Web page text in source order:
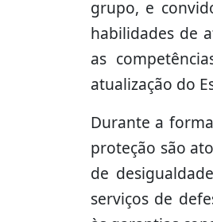
grupo, e
habilidades de
as
atualização do
Durante a
proteção são
de
serviços de